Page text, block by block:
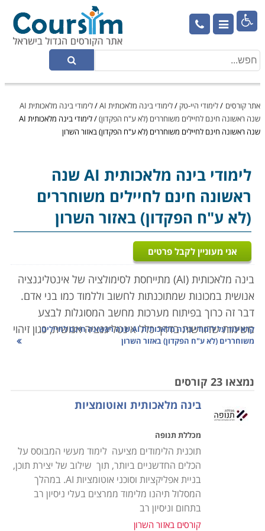

אתר קורסים /לימודי היי-טק /לימודי בינה מלאכותית AI /
לימודי בינה מלאכותית AI
שנה ראשונה חינם לחיילים משוחררים (לא ע"ח הפקדון)/
לימודי בינה מלאכותית AI
שנה ראשונה חינם לחיילים משוחררים (לא ע"ח הפקדון) באזור השרון
לימודי בינה מלאכותית AI
שנה
ראשונה חינם לחיילים משוחררים
(לא ע"ח הפקדון) באזור השרון
אני מעוניין לקבל פרטים
בינה מלאכותית (AI) מתייחסת לסימולציה של אינטליגנציה
אנושית במכונות שמתוכנתות לחשוב וללמוד כמו בני אדם.
דבר זה כרוך בפיתוח מערכות מחשב המסוגלות לבצע
משימות שדורשות בדרך כלל אינטליגנציה אנושית, כגון זיהוי
דיבור, קבלת החלטות, פתרון בעיות והבנת שפה טבעית.
צרה, אשר מיועדת למשימות ספציפיות, ובינה מלאכותית
שבן אדם יכול לעשות. מטרת הבינה המלאכותית היא ליצור
מכונות שיכולות לשכפל או לעלות על האינטליגנציה
האנושית, מה שמאפשר להן לפתור בעיות מורכבות באופן
אוטונומי ולשפר את היעילות בתחומים שונים.
לבינה מלאכותית מגוון רחב של שימושים בתעשיות
ובתחומים שונים. כגון: בתחום הרפואה ניתן להשתמש
בבינה מלאכותית לצורך אבחון מחלות, בניית תוכניות טיפול
קרא עוד על
לימודי בינה מלאכותית AI שנה ראשונה חינם לחיילים
משוחררים (לא ע"ח הפקדון) באזור השרון
נמצאו 23 קורסים
בינה מלאכותית ואוטומציות
מכללת תנופה
תוכנית הלימודים מציעה לימוד מעשי המבוסס על
הכלים החדשניים ביותר, תוך שילוב של יצירת תוכן,
בניית אפליקציות וסוכני אוטומציות AI. במהלך
המסלול תיהנו מלימוד ממרצים בעלי ניסיון רב
בתחום וניסיון רב
קורסים באזור השרון